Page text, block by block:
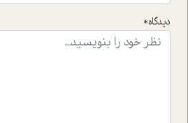
موثرترین راهکارهای استفاده از هوش
دیدگاه*